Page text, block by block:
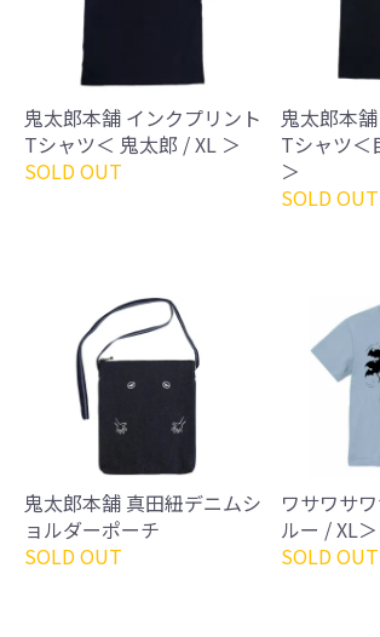
鬼太郎本舗 インクプリント
Tシャツ＜ 鬼太郎 / XL ＞
SOLD OUT
鬼太郎本
Tシャツ＜
＞
SOLD OUT
鬼太郎本舗 真田紐デニムシ
ョルダーポーチ
SOLD OUT
ワサワサ
ルー / XL＞
SOLD OUT